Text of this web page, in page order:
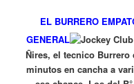
EL BURRERO
GENERAL
Jockey
Ñires, el tecnico
minutos en cancha a